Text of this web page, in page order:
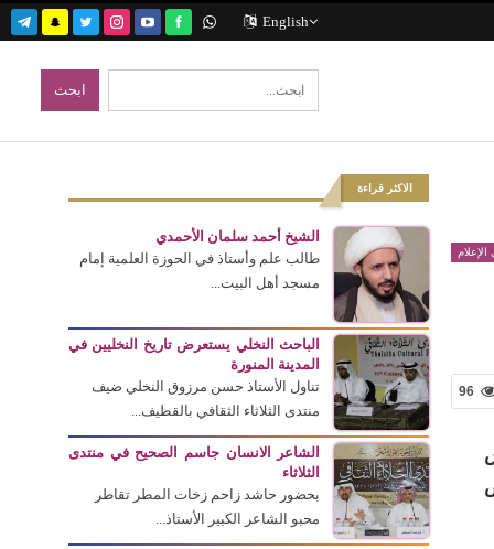
English
96
الاكثر قراءة
الشيخ أحمد سلمان الأحمدي
طالب علم وأستاذ في الحوزة العلمية إمام
مسجد أهل البيت...
الباحث النخلي يستعرض تاريخ النخليين في
المدينة المنورة
تناول الأستاذ حسن مرزوق النخلي ضيف
منتدى الثلاثاء الثقافي بالقطيف...
الشاعر الانسان جاسم الصحيح في منتدى
الثلاثاء
بحضور حاشد زاحم زخات المطر تقاطر
محبو الشاعر الكبير الأستاذ...